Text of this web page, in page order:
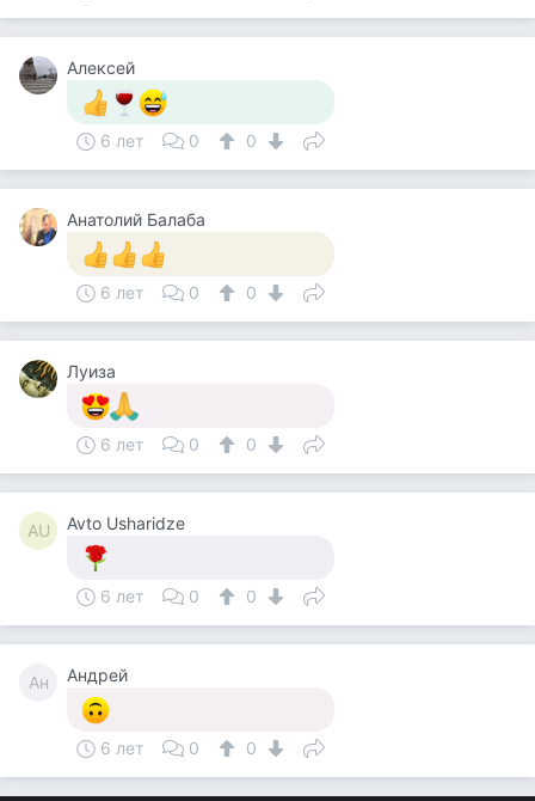
Алексей
6 лет 0 0
Анатолий Балаба
6 лет 0 0
Луиза
6 лет 0 0
AU Avto Usharidze
6 лет 0 0
Ан Андрей
6 лет 0 0